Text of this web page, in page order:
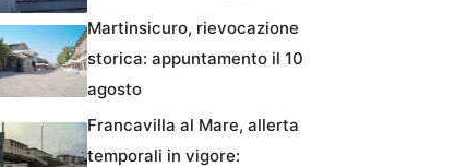
Martinsicuro, rievocazione
storica: appuntamento il 10
agosto
Francavilla al Mare, allerta
temporali in vigore: